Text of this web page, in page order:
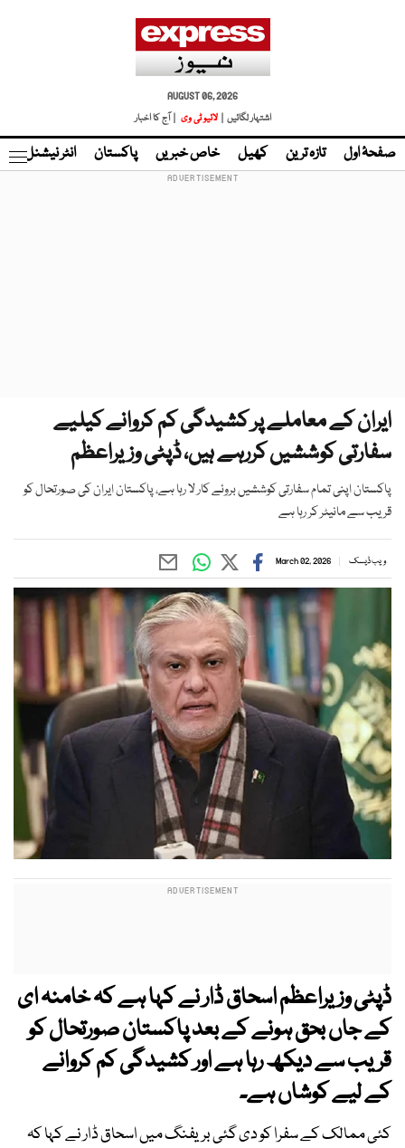
AUGUST 06, 2026
اشتہار لگائیں |
لائیو ٹی وی | آج کا اخبار
صفحۂ اول تازہ ترین کھیل خاص خبریں پاکستان انٹر نیشنل
ایران کے معاملے پر کشیدگی کم کروانے کیلیے
سفارتی کوششیں کررہے ہیں، ڈپٹی وزیراعظم
پاکستان اپنی تمام سفارتی کوششیں بروئے کار لا رہا ہے، پاکستان ایران کی صورتحال کو
قریب سے مانیٹر کر رہا ہے
ویب ڈیسک March 02, 2026
ڈپٹی وزیراعظم اسحاق ڈار نے کہا ہے کہ خامنہ ای
کے جاں بحق ہونے کے بعد پاکستان صورتحال کو
قریب سے دیکھ رہا ہے اور کشیدگی کم کروانے
کے لیے کوشاں ہے۔
کئی ممالک کے سفرا کو دی گئی بریفنگ میں اسحاق ڈار نے کہا کہ